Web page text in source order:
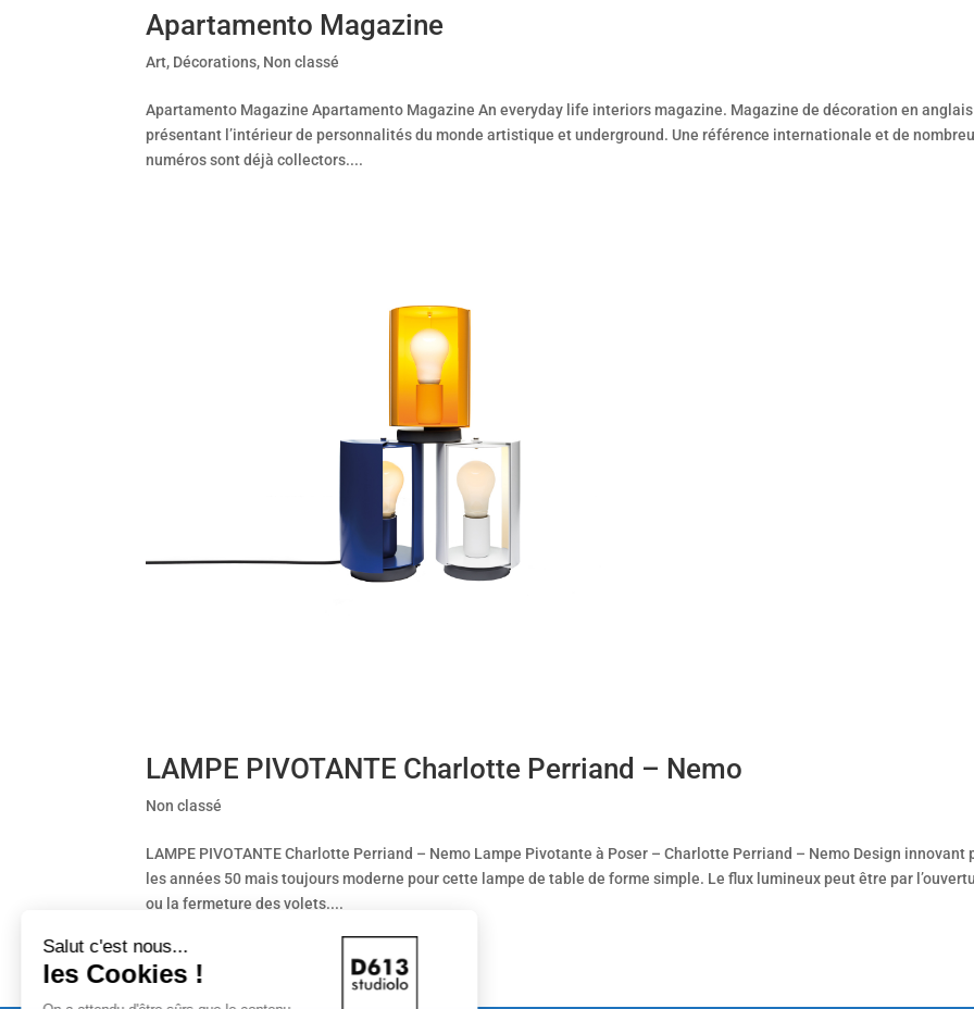
Apartamento Magazine
Art, Décorations, Non classé
Apartamento Magazine Apartamento Magazine An everyday life interiors magazine. Magazine de décoration en anglais
présentant l’intérieur de personnalités du monde artistique et underground. Une référence internationale et de
numéros sont déjà collectors....
LAMPE PIVOTANTE Charlotte Perriand – Nemo
Non classé
LAMPE PIVOTANTE Charlotte Perriand – Nemo Lampe Pivotante à Poser – Charlotte Perriand – Nemo Design innovant
les années 50 mais toujours moderne pour cette lampe de table de forme simple. Le flux lumineux peut être par
ou la fermeture des volets....